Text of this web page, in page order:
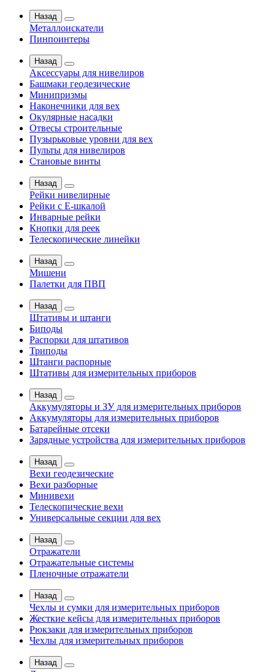
Назад
Металлоискатели
Пинпоинтеры
Назад
Аксессуары для нивелиров
Башмаки геодезические
Минипризмы
Наконечники для вех
Окулярные насадки
Отвесы строительные
Пузырьковые уровни для вех
Пульты для нивелиров
Становые винты
Назад
Рейки нивелирные
Рейки с Е-шкалой
Инварные рейки
Кнопки для реек
Телескопические линейки
Назад
Мишени
Палетки для ПВП
Назад
Штативы и штанги
Биподы
Распорки для штативов
Триподы
Штанги распорные
Штативы для измерительных приборов
Назад
Аккумуляторы и ЗУ для измерительных приборов
Аккумуляторы для измерительных приборов
Батарейные отсеки
Зарядные устройства для измерительных приборов
Назад
Вехи геодезические
Вехи разборные
Минивехи
Телескопические вехи
Универсальные секции для вех
Назад
Отражатели
Отражательные системы
Пленочные отражатели
Назад
Чехлы и сумки для измерительных приборов
Жесткие кейсы для измерительных приборов
Рюкзаки для измерительных приборов
Чехлы для измерительных приборов
Назад